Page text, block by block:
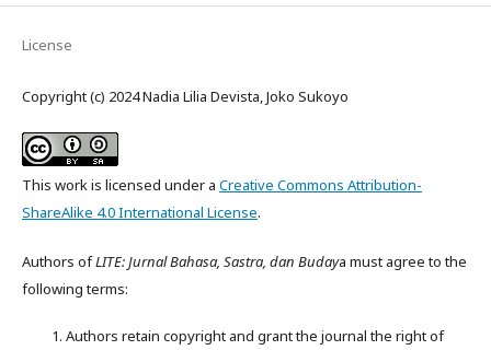
License
Copyright (c) 2024 Nadia Lilia Devista, Joko Sukoyo
This work is licensed under a Creative Commons Attribution-
ShareAlike 4.0 International License.
Authors ofLITE: Jurnal Bahasa, Sastra, dan Budaya must agree to the
following terms:
Authors retain copyright and grant the journal the right of